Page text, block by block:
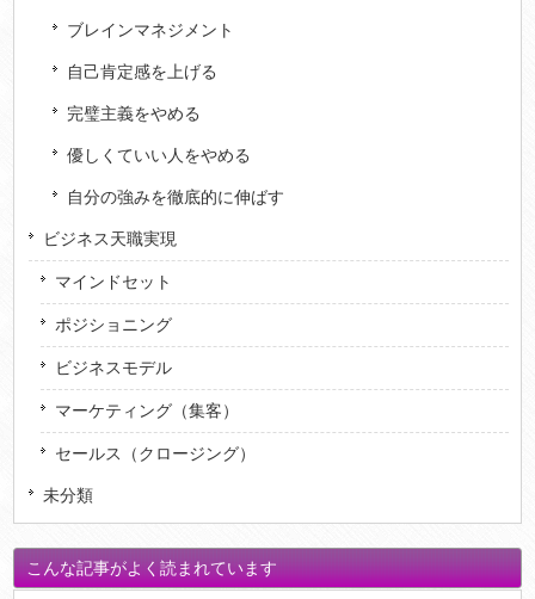
ブレインマネジメント
自己肯定感を上げる
完璧主義をやめる
優しくていい人をやめる
自分の強みを徹底的に伸ばす
ビジネス天職実現
マインドセット
ポジショニング
ビジネスモデル
マーケティング（集客）
セールス（クロージング）
未分類
こんな記事がよく読まれています